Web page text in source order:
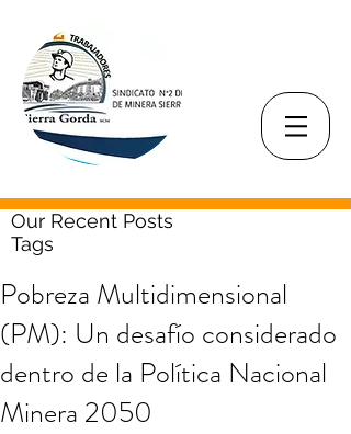
Our Recent Posts
Tags
Pobreza Multidimensional
(PM): Un desafío considerado
dentro de la Política Nacional
Minera 2050